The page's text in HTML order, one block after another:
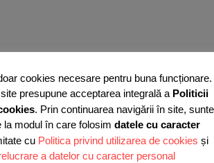
cookies necesare pentru buna funcționare.
presupune acceptarea integrală a Politicii
. Prin continuarea navigării în site,
la modul în care folosim datele cu caracter
cu Politica privind utilizarea de cookies și
a datelor cu caracter personal